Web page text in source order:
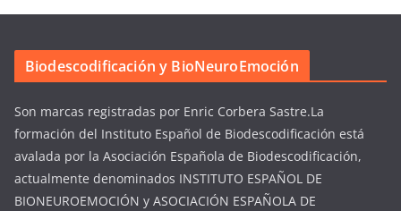
Biodescodificación y BioNeuroEmoción
Son marcas registradas por Enric Corbera Sastre.​La
formación del Instituto Español de Biodescodificación está
avalada por la Asociación Española de Biodescodificación,
actualmente denominados INSTITUTO ESPAÑOL DE
BIONEUROEMOCIÓN y ASOCIACIÓN ESPAÑOLA DE